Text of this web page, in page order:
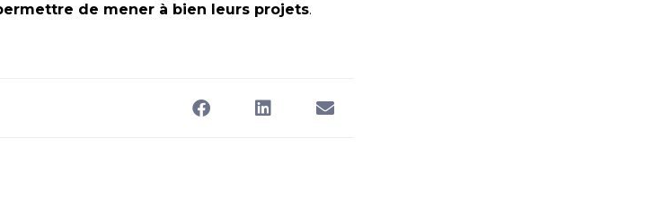
de mener à bien leurs projets.